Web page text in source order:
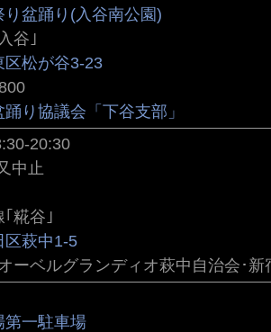
り盆踊り(入谷南公園)
谷｣
区松が谷3-23
り協議会「下谷支部」
20:30
中止
糀谷｣
区萩中1-5
ーベルグランディオ萩中自治会･新
第一駐車場